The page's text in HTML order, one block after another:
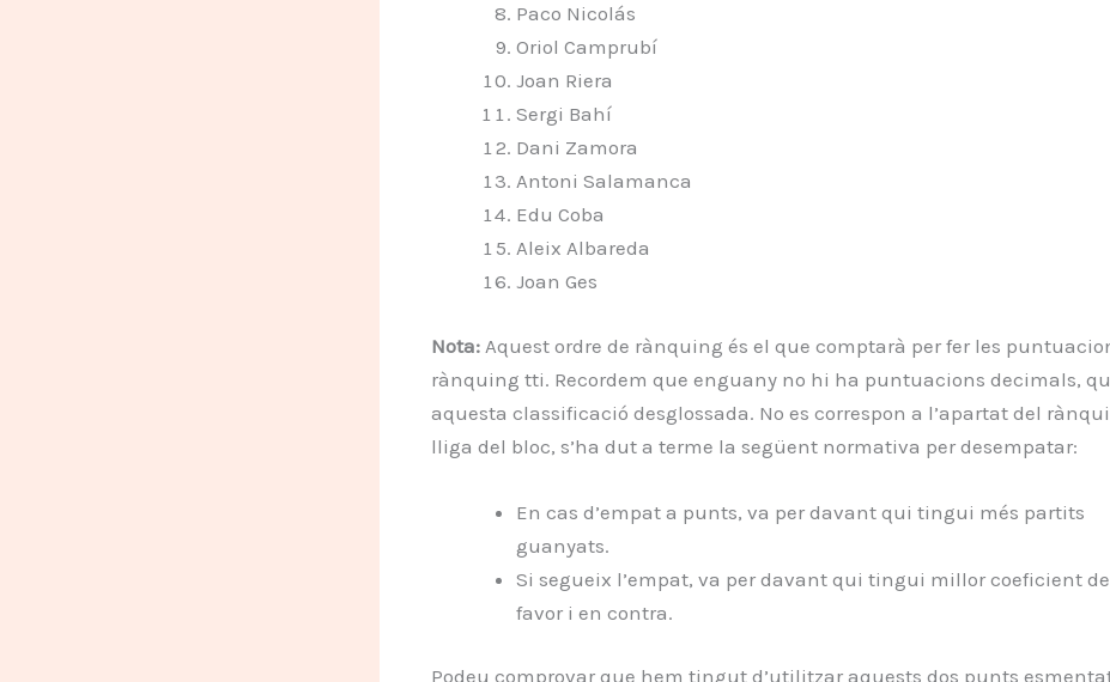
Paco Nicolás
Oriol Camprubí
Joan Riera
Sergi Bahí
Dani Zamora
Antoni Salamanca
Edu Coba
Aleix Albareda
Joan Ges
Nota:Aquest ordre de rànquing és el que comptarà per fer les
rànquing tti. Recordem que enguany no hi ha puntuacions decimals,
aquesta classificació desglossada. No es correspon a l’apartat del
lliga del bloc, s’ha dut a terme la següent normativa per desempatar:
En cas d’empat a punts, va per davant qui tingui més partits
guanyats.
Si segueix l’empat, va per davant qui tingui millor coeficient de
favor i en contra.
Podeu comprovar que hem tingut d’utilitzar aquests dos punts